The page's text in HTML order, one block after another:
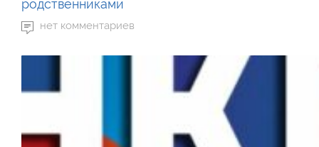
родственниками
нет комментариев